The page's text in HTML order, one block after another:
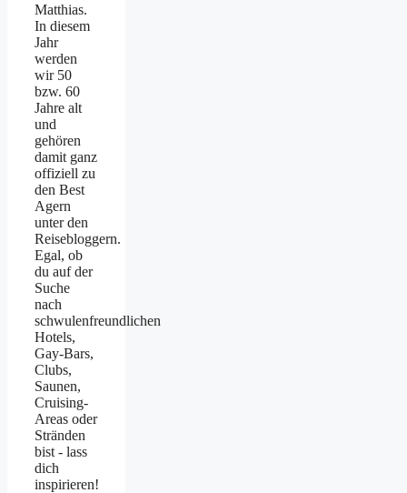
Matthias.
In diesem
Jahr
werden
wir 50
bzw. 60
Jahre alt
und
gehören
damit ganz
offiziell zu
den Best
Agern
unter den
Reisebloggern.
Egal, ob
du auf der
Suche
nach
schwulenfreundlichen
Hotels,
Gay-Bars,
Clubs,
Saunen,
Cruising-
Areas oder
Stränden
bist - lass
dich
inspirieren!